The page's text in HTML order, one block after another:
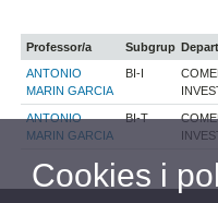
Professor/a Subgrup
ANTONIO
MARIN GARCIA
BI-I
ANTONIO
MARIN GARCIA
BI-T
Cookies i